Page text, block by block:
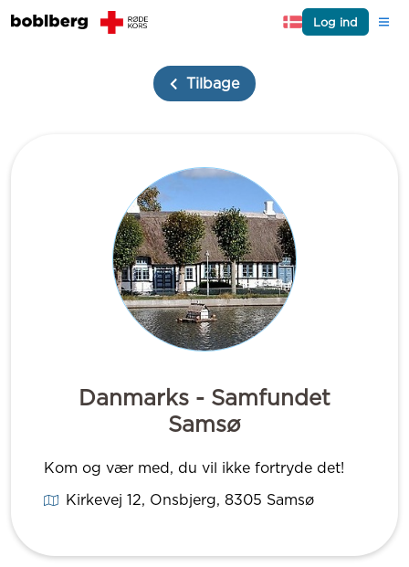
Log ind
Tilbage
Danmarks - Samfundet
Samsø
Kom og vær med, du vil ikke fortryde det!
Kirkevej 12, Onsbjerg, 8305 Samsø